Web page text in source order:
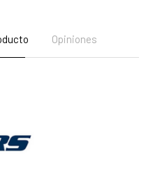
Opiniones